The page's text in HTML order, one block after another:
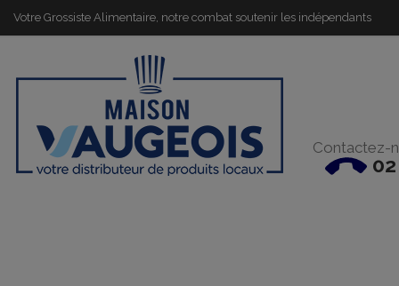
Votre Grossiste Alimentaire, notre combat soutenir les indépendants
Contactez-